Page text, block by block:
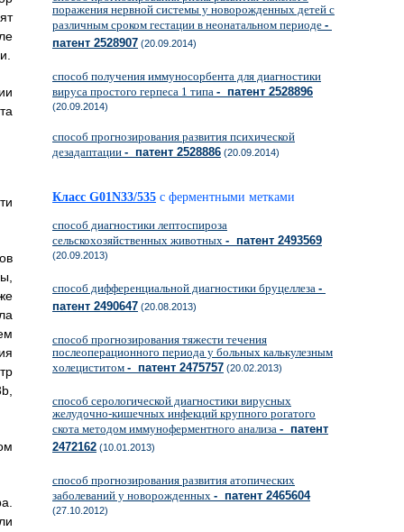
поражения нервной системы у новорожденных детей с
различным сроком гестации в неонатальном периоде -
патент 2528907 (20.09.2014)
способ получения иммуносорбента для диагностики
вируса простого герпеса 1 типа - патент 2528896
(20.09.2014)
способ прогнозирования развития психической
дезадаптации - патент 2528886 (20.09.2014)
Класс G01N33/535 с ферментными метками
способ диагностики лептоспироза
сельскохозяйственных животных - патент 2493569
(20.09.2013)
способ дифференциальной диагностики бруцеллеза -
патент 2490647 (20.08.2013)
способ прогнозирования тяжести течения
послеоперационного периода у больных калькулезным
холециститом - патент 2475757 (20.02.2013)
способ серологической диагностики вирусных
желудочно-кишечных инфекций крупного рогатого
скота методом иммуноферментного анализа - патент
2472162 (10.01.2013)
способ прогнозирования развития атопических
заболеваний у новорожденных - патент 2465604
(27.10.2012)